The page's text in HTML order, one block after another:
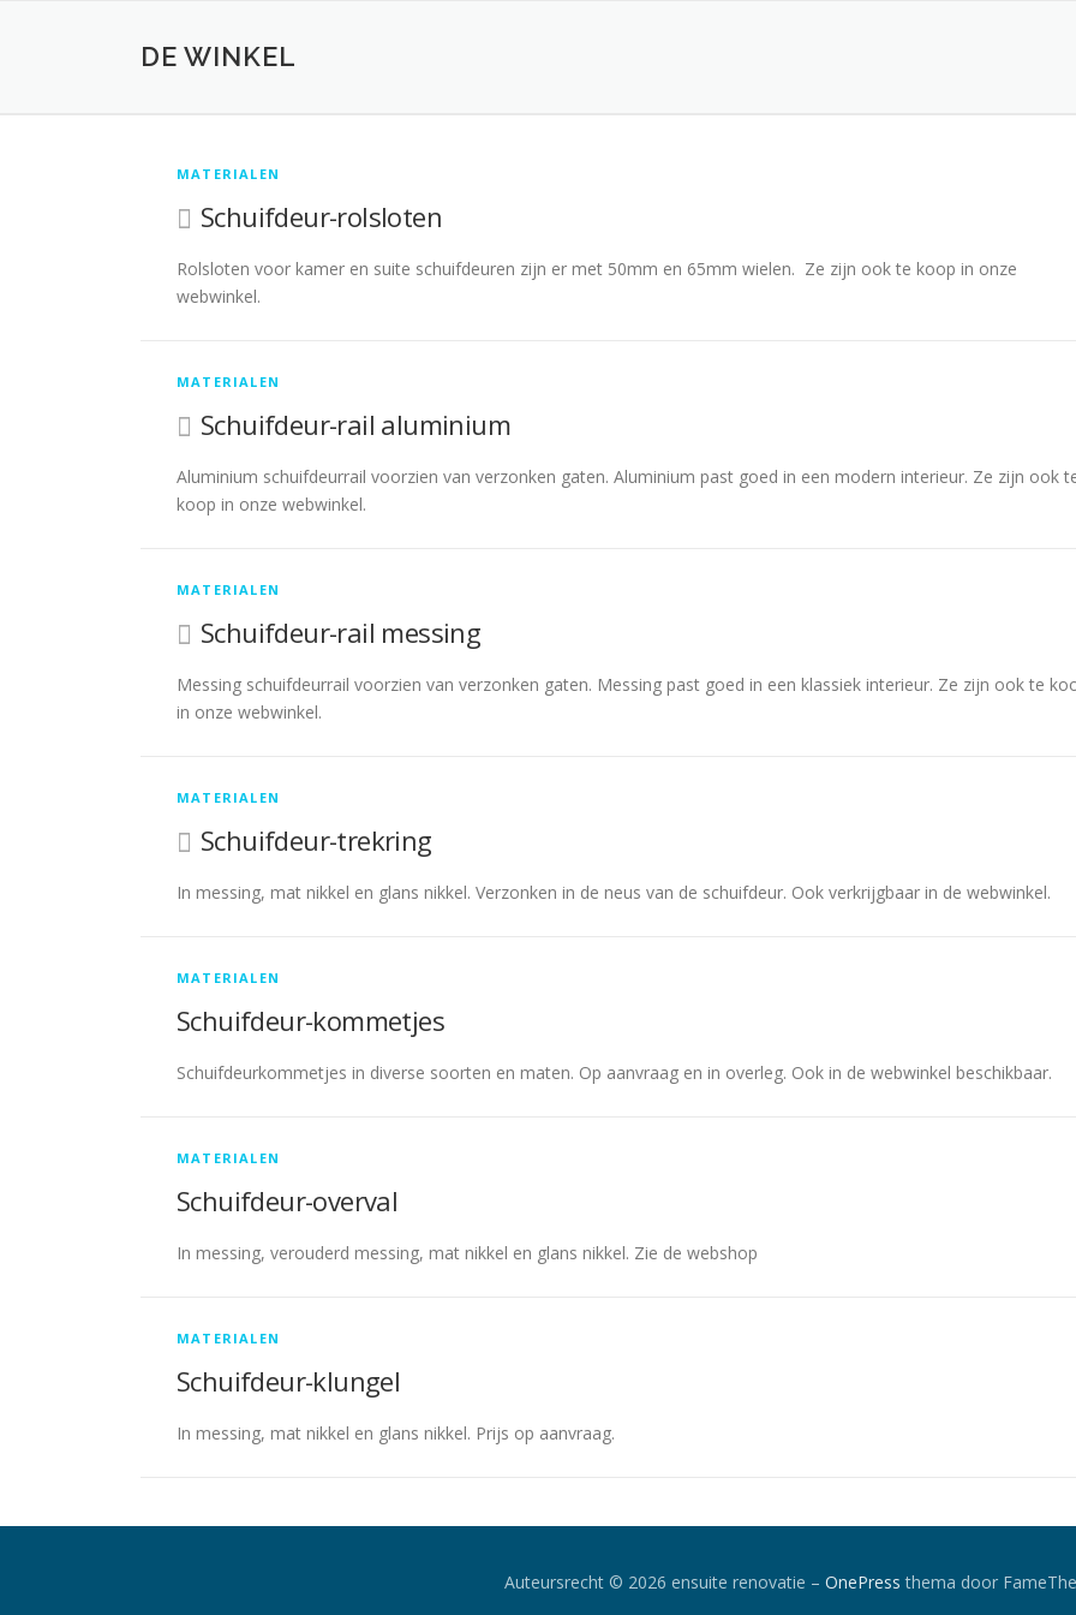
DE WINKEL
W
MATERIALEN
Schuifdeur-rolsloten
Rolsloten voor kamer en suite schuifdeuren zijn er met 50mm en 65mm wielen. Ze zijn ook te koop in onze
webwinkel.
MATERIALEN
Schuifdeur-rail aluminium
Aluminium schuifdeurrail voorzien van verzonken gaten. Aluminium past goed in een modern interieur. Ze zijn ook
koop in onze webwinkel.
MATERIALEN
Schuifdeur-rail messing
Messing schuifdeurrail voorzien van verzonken gaten. Messing past goed in een klassiek interieur. Ze zijn ook te
in onze webwinkel.
MATERIALEN
Schuifdeur-trekring
In messing, mat nikkel en glans nikkel. Verzonken in de neus van de schuifdeur. Ook verkrijgbaar in de webwinkel.
MATERIALEN
Schuifdeur-kommetjes
Schuifdeurkommetjes in diverse soorten en maten. Op aanvraag en in overleg. Ook in de webwinkel beschikbaar.
MATERIALEN
Schuifdeur-overval
In messing, verouderd messing, mat nikkel en glans nikkel. Zie de webshop
MATERIALEN
Schuifdeur-klungel
In messing, mat nikkel en glans nikkel. Prijs op aanvraag.
Auteursrecht © 2026 ensuite renovatie – OnePress thema door